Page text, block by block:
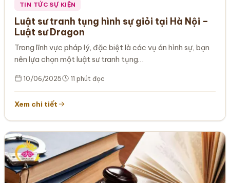
TIN TỨC SỰ KIỆN
Luật sư tranh tụng hình sự giỏi tại Hà Nội –
Luật sư Dragon
Trong lĩnh vực pháp lý, đặc biệt là các vụ án hình sự, bạn
nên lựa chọn một luật sư tranh tụng…
10/06/2025 11 phút đọc
Xem chi tiết